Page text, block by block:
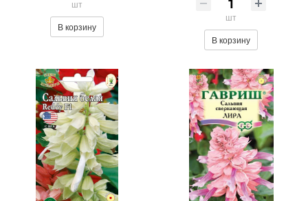
шт
В корзину
шт
В корзину